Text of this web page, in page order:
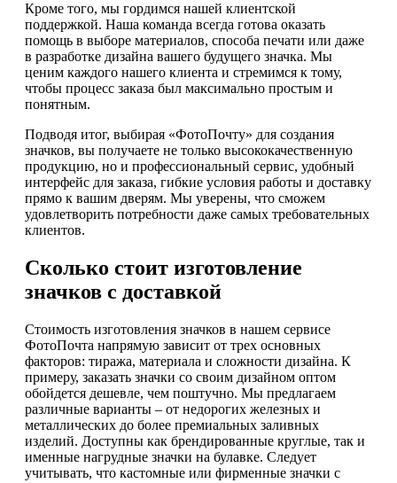
Кроме того, мы гордимся нашей клиентской
поддержкой. Наша команда всегда готова оказать
помощь в выборе материалов, способа печати или даже
в разработке дизайна вашего будущего значка. Мы
ценим каждого нашего клиента и стремимся к тому,
чтобы процесс заказа был максимально простым и
понятным.
Подводя итог, выбирая «ФотоПочту» для создания
значков, вы получаете не только высококачественную
продукцию, но и профессиональный сервис, удобный
интерфейс для заказа, гибкие условия работы и доставку
прямо к вашим дверям. Мы уверены, что сможем
удовлетворить потребности даже самых требовательных
клиентов.
Сколько стоит изготовление
значков с доставкой
Стоимость изготовления значков в нашем сервисе
ФотоПочта напрямую зависит от трех основных
факторов: тиража, материала и сложности дизайна. К
примеру, заказать значки со своим дизайном оптом
обойдется дешевле, чем поштучно. Мы предлагаем
различные варианты – от недорогих железных и
металлических до более премиальных заливных
изделий. Доступны как брендированные круглые, так и
именные нагрудные значки на булавке. Следует
учитывать, что кастомные или фирменные значки с